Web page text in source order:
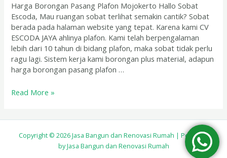
Harga Borongan Pasang Plafon Mojokerto Hallo Sobat
Escoda, Mau ruangan sobat terlihat semakin cantik? Sobat
berada pada halaman website yang tepat. Karena kami CV
ESCODA JAYA ahlinya plafon. Kami telah berpengalaman
lebih dari 10 tahun di bidang plafon, maka sobat tidak perlu
ragu lagi. Sistem kerja kami borongan plus material, adapun
harga borongan pasang plafon …
Read More »
Copyright © 2026 Jasa Bangun dan Renovasi Rumah | Powered
by Jasa Bangun dan Renovasi Rumah